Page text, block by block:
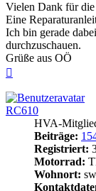
Vielen Dank für
Eine
Ich bin gerade
durchzuschauen.
Grüße aus OÖ
RC610
HVA-
Beiträge:
Registriert:
Motorrad:
Wohnort: